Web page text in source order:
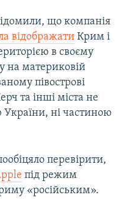
що компанія
відображати Крим і
в своєму
на материковій
півострові
та інші міста не
України, ні частиною
перевірити,
під режим
«російським».